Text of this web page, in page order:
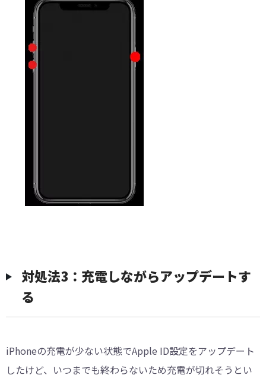
対処法3：充電しながらアップデートす
る
iPhoneの充電が少ない状態でApple ID設定をアップデート
したけど、いつまでも終わらないため充電が切れそうとい